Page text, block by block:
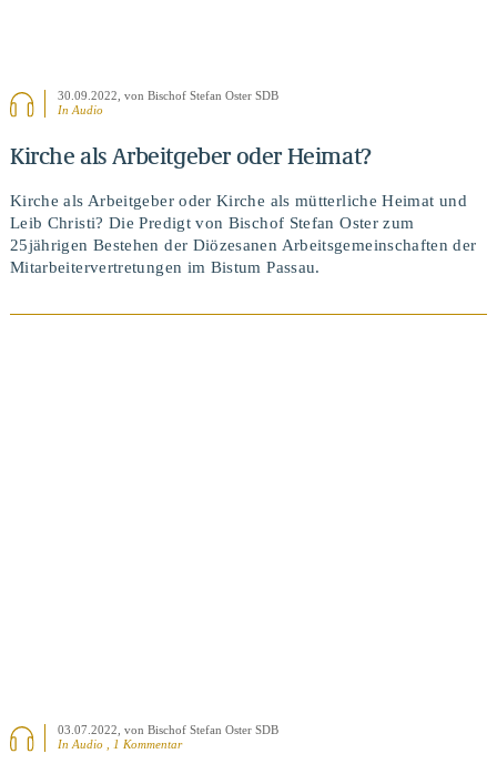
30.09.2022, von Bischof Stefan Oster SDB
In Audio
Kirche als Arbeitgeber oder Heimat?
Kirche als Arbeitgeber oder Kirche als mütterliche Heimat und
Leib Christi? Die Predigt von Bischof Stefan Oster zum
25jährigen Bestehen der Diözesanen Arbeitsgemeinschaften der
Mitarbeitervertretungen im Bistum Passau.
03.07.2022 , von Bischof Stefan Oster SDB
In Audio , 1 Kommentar